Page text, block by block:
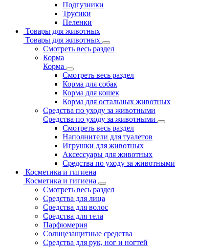
Подгузники
Трусики
Пеленки
Товары для животных
Товары для животных
Смотреть весь раздел
Корма
Корма
Смотреть весь раздел
Корма для собак
Корма для кошек
Корма для остальных животных
Средства по уходу за животными
Средства по уходу за животными
Смотреть весь раздел
Наполнители для туалетов
Игрушки для животных
Аксессуары для животных
Средства по уходу за животными
Косметика и гигиена
Косметика и гигиена
Смотреть весь раздел
Средства для лица
Средства для волос
Средства для тела
Парфюмерия
Солнцезащитные средства
Средства для рук, ног и ногтей